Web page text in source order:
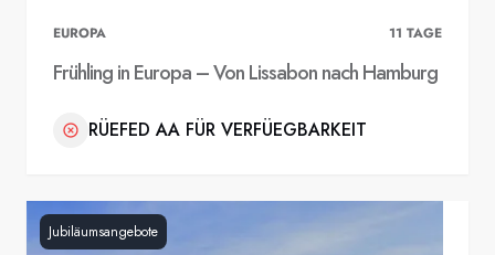
EUROPA 11 TAGE
Frühling in Europa – Von Lissabon nach Hamburg
RÜEFED AA FÜR VERFÜEGBARKEIT
Jubiläumsangebote